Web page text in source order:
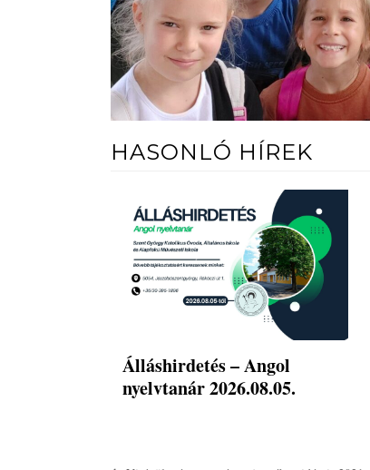
HASONLÓ HÍREK
Álláshirdetés – Angol
nyelvtanár 2026.08.05.